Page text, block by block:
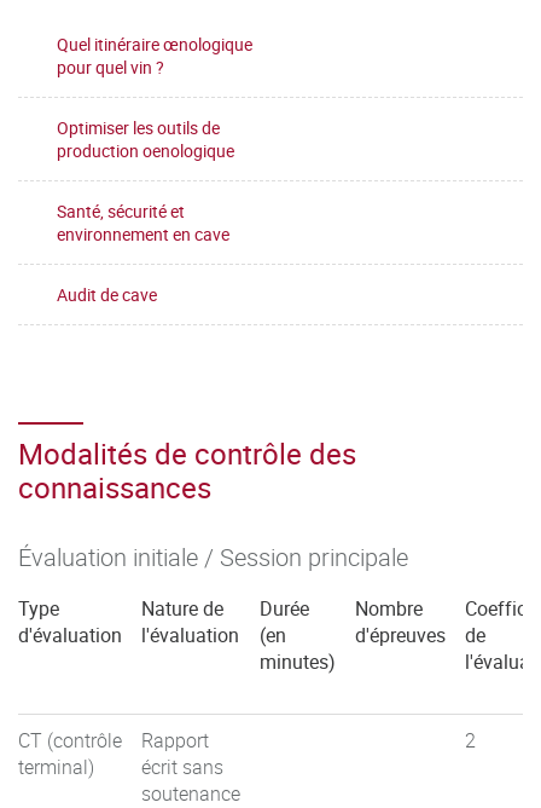
Quel itinéraire œnologique
pour quel vin ?
Optimiser les outils de
production oenologique
Santé, sécurité et
environnement en cave
Audit de cave
Modalités de contrôle des
connaissances
Évaluation initiale / Session principale
Type
d'évaluation
Nature de
l'évaluation
Durée
(en
minutes)
Nombre
d'épreuves
de
CT (contrôle
terminal)
Rapport
écrit sans
soutenance
2